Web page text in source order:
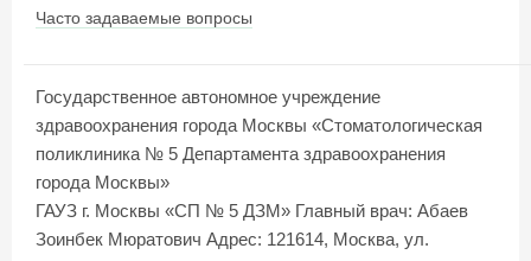
Часто задаваемые вопросы
Государственное автономное учреждение
здравоохранения города Москвы «Стоматологическая
поликлиника № 5 Департамента здравоохранения
города Москвы»
ГАУЗ г. Москвы «СП № 5 ДЗМ» Главный врач: Абаев
Зоинбек Мюратович Адрес: 121614, Москва, ул.